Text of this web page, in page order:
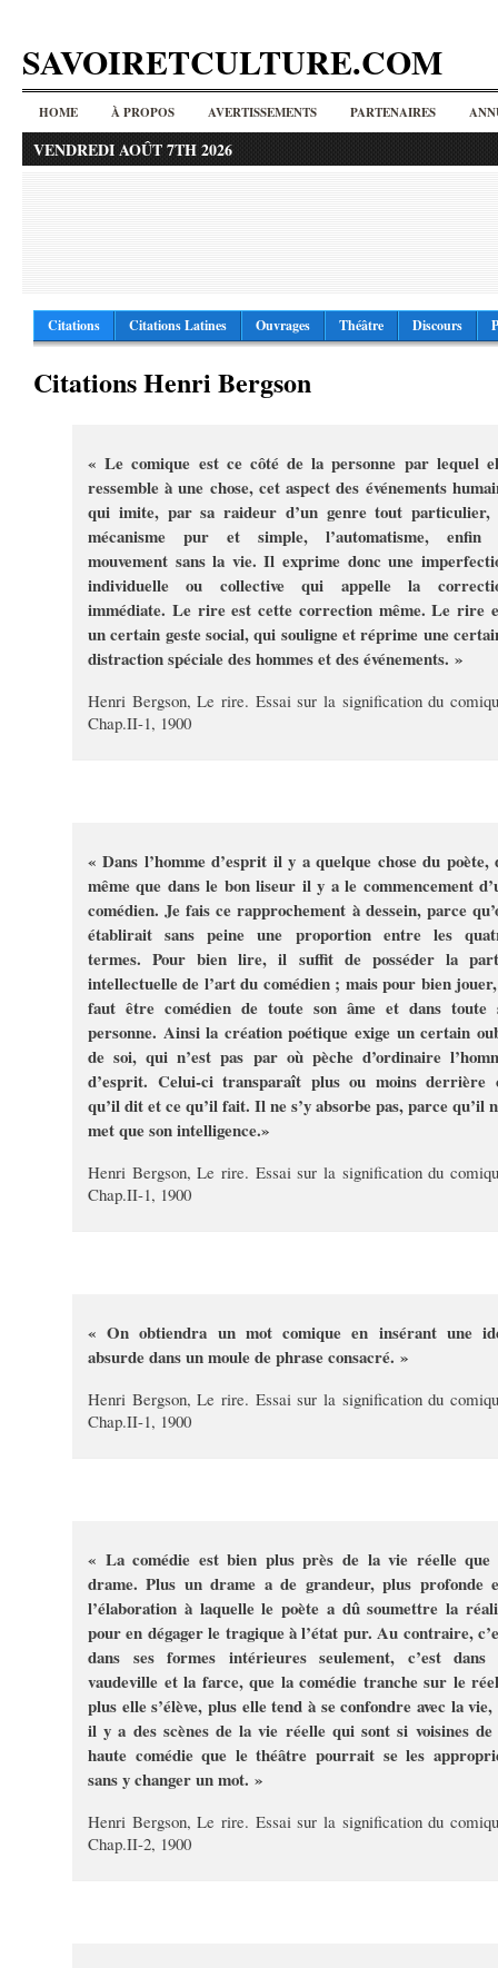
SAVOIRETCULTURE.COM
HOME À PROPOS AVERTISSEMENTS PARTENAIRES
VENDREDI AOÛT 7TH 2026
Citations Citations Latines Ouvrages Théâtre Discours
Citations Henri Bergson
« Le comique est ce côté de la personne par lequel
ressemble à une chose, cet aspect des événements
qui imite, par sa raideur d’un genre tout particulier,
mécanisme pur et simple, l’automatisme, enfin
mouvement sans la vie. Il exprime donc une
individuelle ou collective qui appelle la
immédiate. Le rire est cette correction même. Le rire
un certain geste social, qui souligne et réprime une
distraction spéciale des hommes et des événements. »
Henri Bergson, Le rire. Essai sur la signification du
Chap.II-1, 1900
« Dans l’homme d’esprit il y a quelque chose du poète,
même que dans le bon liseur il y a le commencement
comédien. Je fais ce rapprochement à dessein, parce
établirait sans peine une proportion entre les
termes. Pour bien lire, il suffit de posséder la
intellectuelle de l’art du comédien ; mais pour bien
faut être comédien de toute son âme et dans toute
personne. Ainsi la création poétique exige un certain
de soi, qui n’est pas par où pèche d’ordinaire
d’esprit. Celui-ci transparaît plus ou moins derrière
qu’il dit et ce qu’il fait. Il ne s’y absorbe pas, parce qu’il
met que son intelligence.»
Henri Bergson, Le rire. Essai sur la signification du
Chap.II-1, 1900
« On obtiendra un mot comique en insérant une
absurde dans un moule de phrase consacré. »
Henri Bergson, Le rire. Essai sur la signification du
Chap.II-1, 1900
« La comédie est bien plus près de la vie réelle que
drame. Plus un drame a de grandeur, plus profonde
l’élaboration à laquelle le poète a dû soumettre la
pour en dégager le tragique à l’état pur. Au contraire,
dans ses formes intérieures seulement, c’est dans
vaudeville et la farce, que la comédie tranche sur le
plus elle s’élève, plus elle tend à se confondre avec la
il y a des scènes de la vie réelle qui sont si voisines de
haute comédie que le théâtre pourrait se les
sans y changer un mot. »
Henri Bergson, Le rire. Essai sur la signification du
Chap.II-2, 1900